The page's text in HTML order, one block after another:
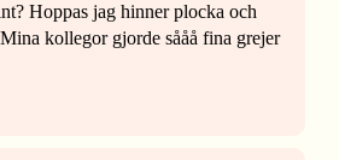
Hoppas jag hinner plocka och
kollegor gjorde sååå fina grejer